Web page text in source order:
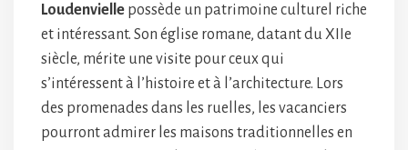
Loudenvielle possède un patrimoine culturel riche
et intéressant. Son église romane, datant du XIIe
siècle, mérite une visite pour ceux qui
s’intéressent à l’histoire et à l’architecture. Lors
des promenades dans les ruelles, les vacanciers
pourront admirer les maisons traditionnelles en